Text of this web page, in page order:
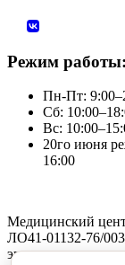
Режим работы:
Пн-Пт:
Сб:
Вс:
20го июня
16:00
Медицинский
ЛО41-01132-76/